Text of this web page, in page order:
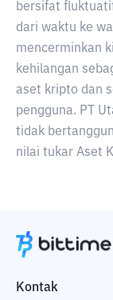
bersifat
dari waktu ke
mencerminkan
kehilangan
aset kripto dan
pengguna. PT
tidak
nilai tukar Aset
Kontak